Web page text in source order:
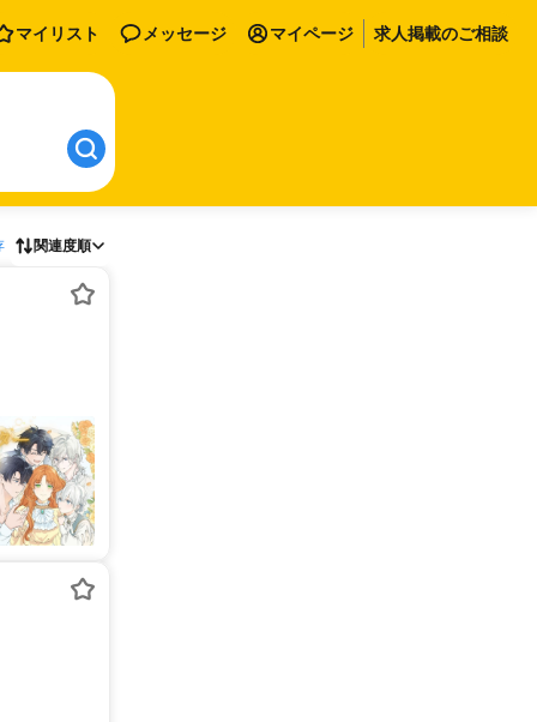
マイリスト メッセージ マイページ 求人掲載のご相談
関連度順